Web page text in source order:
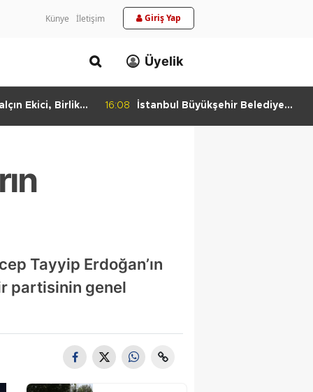
Künye İletişim Giriş Yap
Üyelik
Ekici, Birlikte
16:08
İstanbul Büyükşehir Belediye
Tayyip Erdoğan’ın
partisinin genel